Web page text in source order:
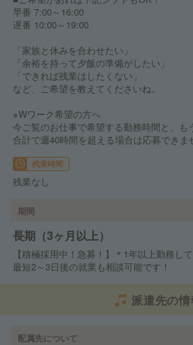
早番 7:00～16:00
遅番 10:00～19:00
「家族と休みを合わせたい」
「余裕を持って夕飯の準備がしたい」
「できれば残業はしたくない」
など、ご希望を教えてくださいね。
※Wワーク希望の方へ
今ご覧のお仕事で希望する勤務時間と、も
合計で週40時間を超える場合は応募できま
残業時間
残業なし
期間
長期（3ヶ月以上）
【積極採用中！急募！】＊1年以上勤務し
最短2～3日後の就業も相談可能です！
派遣先の情
配属先について